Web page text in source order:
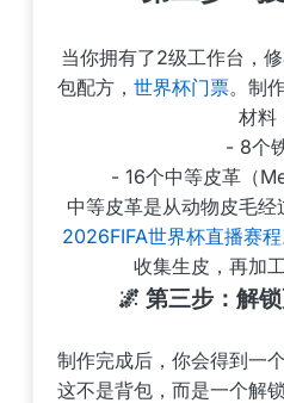
当你拥有了2级工作台，
包配方， 世界杯门票。制
材料
- 8个
- 16个中等皮革（
中等皮革是从动物皮毛经
2026FIFA世界杯直播赛程
收集生皮，再加
🌌 第三步：解
制作完成后，你会得到一
这不是背包，而是一个解